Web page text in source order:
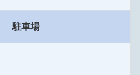
駐車場